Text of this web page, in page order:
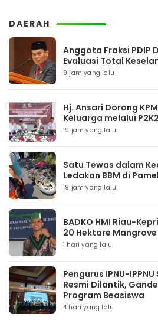
DAERAH
Anggota Fraksi PDIP
Evaluasi Total
9 jam yang lalu
Hj. Ansari Dorong
Keluarga melalui P2K2
19 jam yang lalu
Satu Tewas dalam
Ledakan BBM di
19 jam yang lalu
BADKO HMI Riau-
20 Hektare
1 hari yang lalu
Pengurus IPNU-
Resmi Dilantik,
Program Beasiswa
4 hari yang lalu